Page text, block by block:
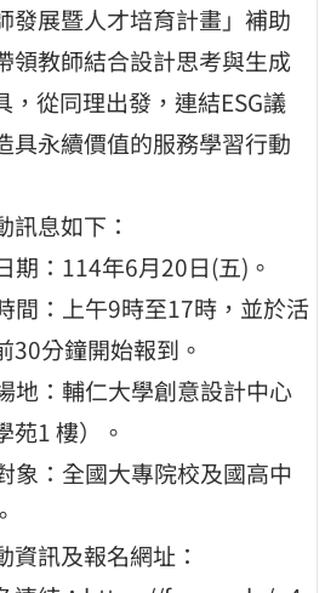
發展暨人才培育計畫」補助
領教師結合設計思考與生成
，從同理出發，連結ESG議
具永續價值的服務學習行動
訊息如下：
期：114年6月20日(五)。
間：上午9時至17時，並於活
30分鐘開始報到。
地：輔仁大學創意設計中心
苑1 樓）。
象：全國大專院校及國高中
資訊及報名網址：